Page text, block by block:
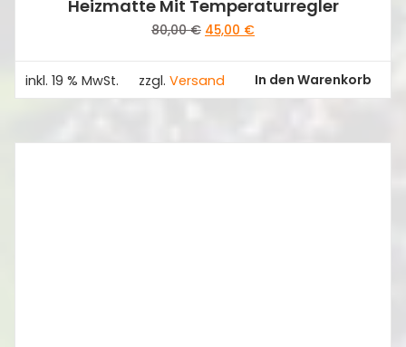
Heizmatte Mit Temperaturregler
80,00€ Ursprünglicher
80,00 €
45,00 €Aktueller
45,00 €.
inkl. 19 % MwSt. zzgl. Versand In den Warenkorb